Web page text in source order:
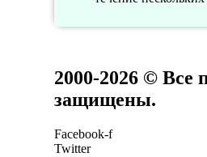
2000-2026 © Все
защищены.
Facebook-f
Twitter